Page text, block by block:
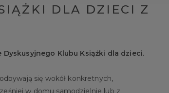
DLA DZIECI Z
Klubu Książki dla dzieci.
się wokół konkretnych,
w domu samodzielnie lub z